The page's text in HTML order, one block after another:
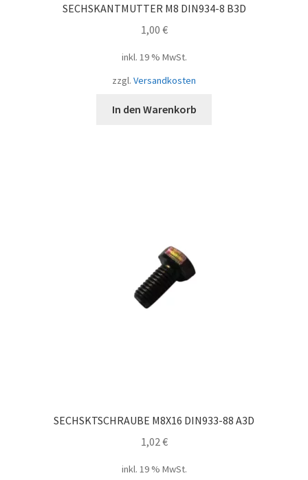
SECHSKANTMUTTER M8 DIN934-8 B3D
1,00 €
inkl. 19 % MwSt.
zzgl. Versandkosten
In den Warenkorb
SECHSKTSCHRAUBE M8X16 DIN933-88 A3D
1,02 €
inkl. 19 % MwSt.